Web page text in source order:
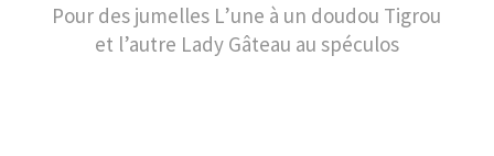
Pour des jumelles L’une à un doudou Tigrou
et l’autre Lady Gâteau au spéculos